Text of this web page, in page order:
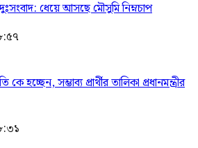
ধেয়ে আসছে মৌসুমি নিম্নচাপ
হচ্ছেন, সম্ভাব্য প্রার্থীর তালিকা প্রধানমন্ত্রীর